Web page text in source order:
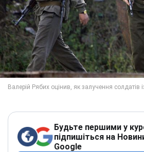
Будьте першими у
підпишіться на
Google